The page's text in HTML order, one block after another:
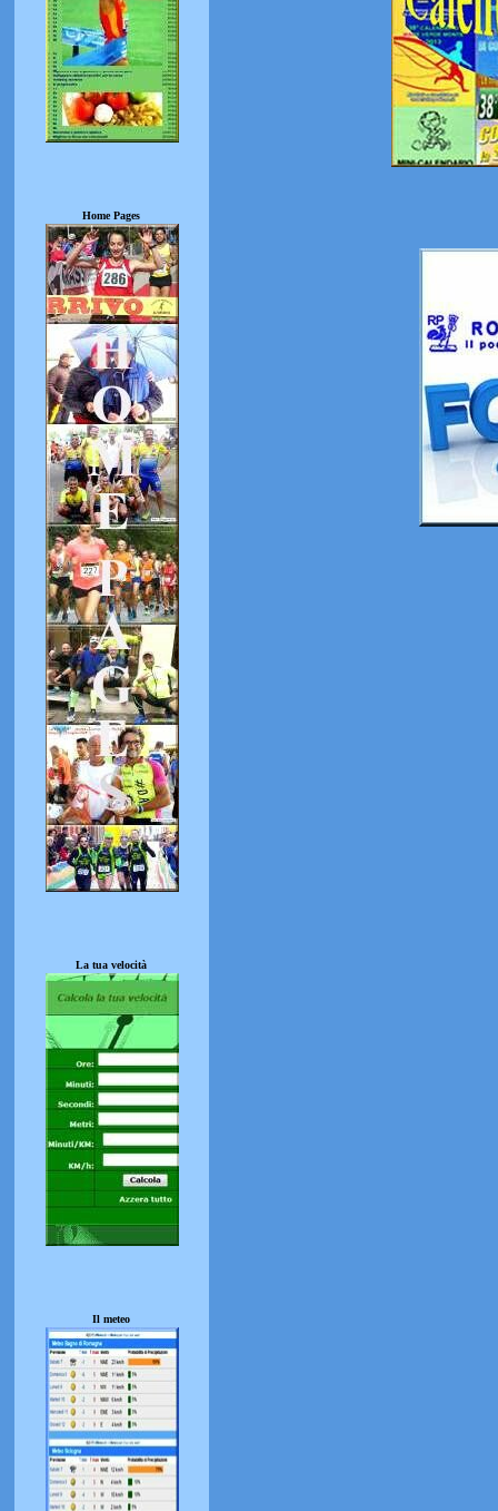
Home Pages
La tua velocità
Il meteo